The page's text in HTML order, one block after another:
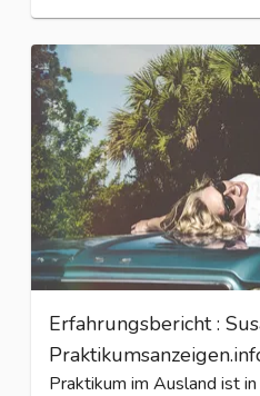
Erfahrungsbericht :
Praktikum im Ausland ist